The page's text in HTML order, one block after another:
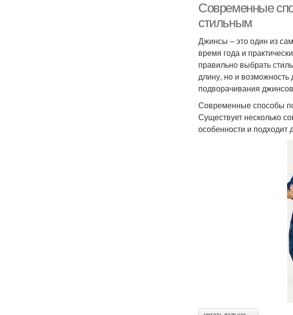
Современные
стильным
Джинсы – это один из
время года и
правильно выбрать
длину, но и
подворачивания
Современные способы
Существует несколько
особенности и подходит